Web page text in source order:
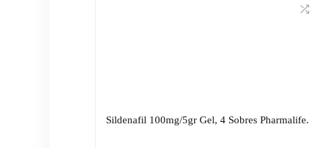
Sildenafil 100mg/5gr Gel, 4 Sobres Pharmalife.